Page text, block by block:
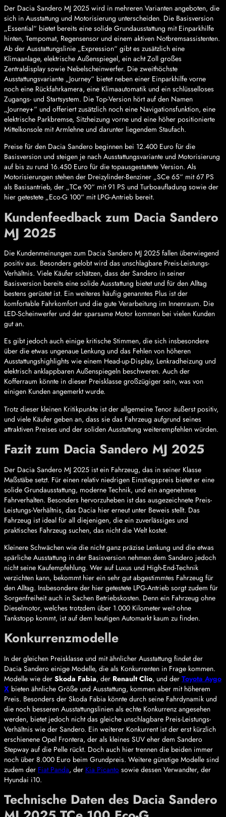
Der Dacia Sandero MJ 2025 wird in mehreren Varianten angeboten, die
sich in Ausstattung und Motorisierung unterscheiden. Die Basisversion
„Essential“ bietet bereits eine solide Grundausstattung mit Einparkhilfe
hinten, Tempomat, Regensensor und einem aktiven Notbremsassistenten.
Ab der Ausstattungslinie „Expression“ gibt es zusätzlich eine
Klimaanlage, elektrische Außenspiegel, ein acht Zoll großes
Zentraldisplay sowie Nebelscheinwerfer. Die zweithöchste
Ausstattungsvariante „Journey“ bietet neben einer Einparkhilfe vorne
noch eine Rückfahrkamera, eine Klimaautomatik und ein schlüsselloses
Zugangs- und Startsystem. Die Top-Version hört auf den Namen
„Journey+“ und offeriert zusätzlich noch eine Navigationsfunktion, eine
elektrische Parkbremse, Sitzheizung vorne und eine höher positionierte
Mittelkonsole mit Armlehne und darunter liegendem Staufach.
Preise für den Dacia Sandero beginnen bei 12.400 Euro für die
Basisversion und steigen je nach Ausstattungsvariante und Motorisierung
auf bis zu rund 16.450 Euro für die topausgestattete Version. Als
Motorisierungen stehen der Dreizylinder-Benziner „SCe 65“ mit 67 PS
als Basisantrieb, der „TCe 90“ mit 91 PS und Turboaufladung sowie der
hier getestete „Eco-G 100“ mit LPG-Antrieb bereit.
Kundenfeedback zum Dacia Sandero
MJ 2025
Die Kundenmeinungen zum Dacia Sandero MJ 2025 fallen überwiegend
positiv aus. Besonders gelobt wird das unschlagbare Preis-Leistungs-
Verhältnis. Viele Käufer schätzen, dass der Sandero in seiner
Basisversion bereits eine solide Ausstattung bietet und für den Alltag
bestens gerüstet ist. Ein weiteres häufig genanntes Plus ist der
komfortable Fahrkomfort und die gute Verarbeitung im Innenraum. Die
LED-Scheinwerfer und der sparsame Motor kommen bei vielen Kunden
gut an.
Es gibt jedoch auch einige kritische Stimmen, die sich insbesondere
über die etwas ungenaue Lenkung und das Fehlen von höheren
Ausstattungshighlights wie einem Head-up-Display, Lenkradheizung und
elektrisch anklappbaren Außenspiegeln beschweren. Auch der
Kofferraum könnte in dieser Preisklasse großzügiger sein, was von
einigen Kunden angemerkt wurde.
Trotz dieser kleinen Kritikpunkte ist der allgemeine Tenor äußerst positiv,
und viele Käufer geben an, dass sie das Fahrzeug aufgrund seines
attraktiven Preises und der soliden Ausstattung weiterempfehlen würden.
Fazit zum Dacia Sandero MJ 2025
Der Dacia Sandero MJ 2025 ist ein Fahrzeug, das in seiner Klasse
Maßstäbe setzt. Für einen relativ niedrigen Einstiegspreis bietet er eine
solide Grundausstattung, moderne Technik, und ein angenehmes
Fahrverhalten. Besonders hervorzuheben ist das ausgezeichnete Preis-
Leistungs-Verhältnis, das Dacia hier erneut unter Beweis stellt. Das
Fahrzeug ist ideal für all diejenigen, die ein zuverlässiges und
praktisches Fahrzeug suchen, das nicht die Welt kostet.
Kleinere Schwächen wie die nicht ganz präzise Lenkung und die etwas
spärliche Ausstattung in der Basisversion nehmen dem Sandero jedoch
nicht seine Kaufempfehlung. Wer auf Luxus und High-End-Technik
verzichten kann, bekommt hier ein sehr gut abgestimmtes Fahrzeug für
den Alltag. Insbesondere der hier getestete LPG-Antrieb sorgt zudem für
Sorgenfreiheit auch in Sachen Betriebskosten. Denn ein Fahrzeug ohne
Dieselmotor, welches trotzdem über 1.000 Kilometer weit ohne
Tankstopp kommt, ist auf dem heutigen Automarkt kaum zu finden.
Konkurrenzmodelle
In der gleichen Preisklasse und mit ähnlicher Ausstattung findet der
Dacia Sandero einige Modelle, die als Konkurrenten in Frage kommen.
Modelle wie der Skoda Fabia, der Renault Clio, und der Toyota Aygo
X bieten ähnliche Größe und Ausstattung, kommen aber mit höherem
Preis. Besonders der Skoda Fabia könnte durch seine Fahrdynamik und
die noch besseren Ausstattungslinien als echte Konkurrenz angesehen
werden, bietet jedoch nicht das gleiche unschlagbare Preis-Leistungs-
Verhältnis wie der Sandero. Ein weiterer Konkurrent ist der erst kürzlich
erschienene Opel Frontera, der als kleines SUV eher dem Sandero
Stepway auf die Pelle rückt. Doch auch hier trennen die beiden immer
noch über 8.000 Euro beim Grundpreis. Weitere günstige Modelle sind
zudem der Fiat Panda, der Kia Picanto sowie dessen Verwandter, der
Hyundai i10.
Technische Daten des Dacia Sandero